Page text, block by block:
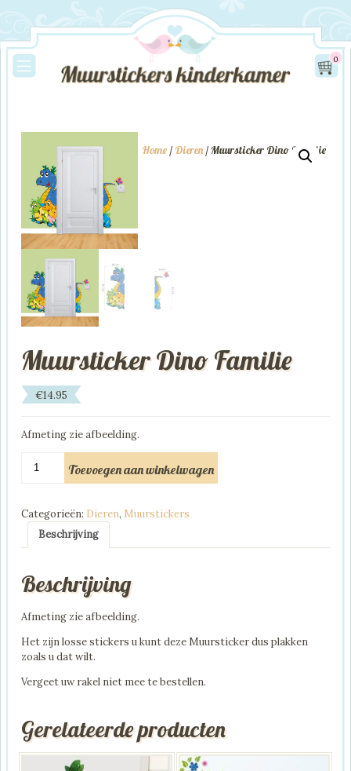
0
Home / Dieren / Muursticker Dino Familie
Muursticker Dino Familie
€14.95
Afmeting zie afbeelding.
Dino
Toevoegen aan winkelwagen
Categorieën: Dieren, Muurstickers
Beschrijving
Beschrijving
Afmeting zie afbeelding.
Het zijn losse stickers u kunt deze Muursticker dus plakken
zoals u dat wilt.
Vergeet uw rakel niet mee te bestellen.
Gerelateerde producten